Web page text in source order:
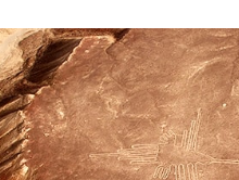
- Salidas: Diarias
- Ruta: 3 noches Lima, 1 noche
noche Arequipa, 1 noche Colca,
Puno, 3 noches Cusco, 1 noche
1 noche Aguas Calientes.
- Categoría hotelera: A elegir
- Régimen: 13 desayunos y 6